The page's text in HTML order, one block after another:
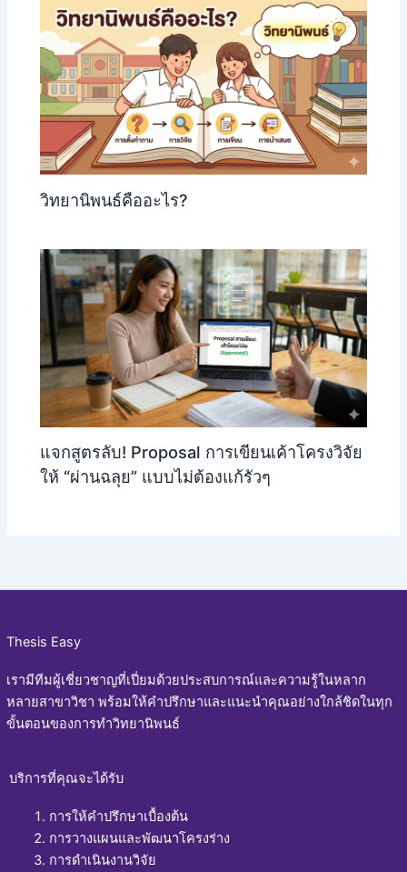
วิทยานิพนธ์คืออะไร?
แจกสูตรลับ! Proposal การเขียนเค้าโครงวิจัย
ให้ “ผ่านฉลุย” แบบไม่ต้องแก้รัวๆ
Thesis Easy
เรามีทีมผู้เชี่ยวชาญที่เปี่ยมด้วยประสบการณ์และความรู้ในหลาก
หลายสาขาวิชา พร้อมให้คำปรึกษาและแนะนำคุณอย่างใกล้ชิดในทุก
ขั้นตอนของการทำวิทยานิพนธ์
บริการที่คุณจะได้รับ
การให้คำปรึกษาเบื้องต้น
การวางแผนและพัฒนาโครงร่าง
การดำเนินงานวิจัย